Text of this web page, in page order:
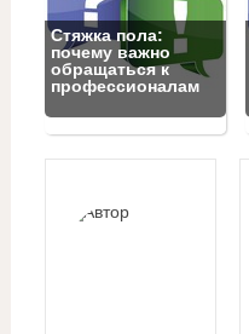
Стяжка пола:
почему важно
обращаться к
профессионалам